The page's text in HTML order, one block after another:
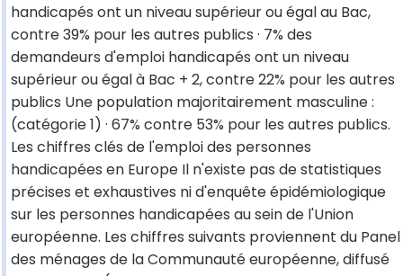
handicapés ont un niveau supérieur ou égal au Bac,
contre 39% pour les autres publics · 7% des
demandeurs d'emploi handicapés ont un niveau
supérieur ou égal à Bac + 2, contre 22% pour les autres
publics Une population majoritairement masculine :
(catégorie 1) · 67% contre 53% pour les autres publics.
Les chiffres clés de l'emploi des personnes
handicapées en Europe Il n'existe pas de statistiques
précises et exhaustives ni d'enquête épidémiologique
sur les personnes handicapées au sein de l'Union
européenne. Les chiffres suivants proviennent du Panel
des ménages de la Communauté européenne, diffusé